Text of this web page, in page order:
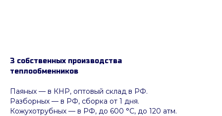
3 собственных производства
теплообменников
Паяных — в КНР, оптовый склад в РФ.
Разборных — в РФ, сборка от 1 дня.
Кожухотрубных — в РФ, до 600 °C, до 120 атм.